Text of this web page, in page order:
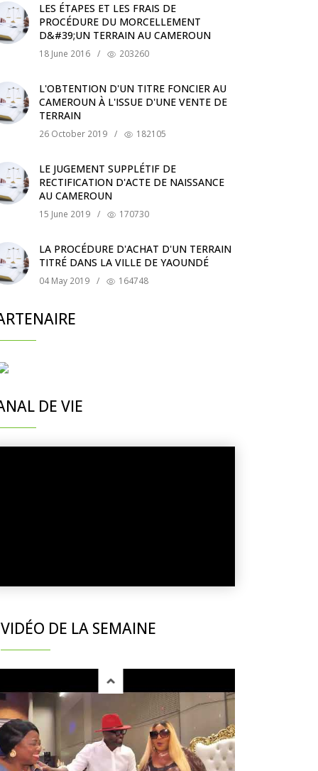
LES ÉTAPES ET LES FRAIS DE
PROCÉDURE DU MORCELLEMENT
D&#39;UN TERRAIN AU CAMEROUN
18 June 2016 / 203260
L'OBTENTION D'UN TITRE FONCIER AU
CAMEROUN À L'ISSUE D'UNE VENTE DE
TERRAIN
26 October 2019 / 182105
LE JUGEMENT SUPPLÉTIF DE
RECTIFICATION D'ACTE DE NAISSANCE
AU CAMEROUN
15 June 2019 / 170730
LA PROCÉDURE D'ACHAT D'UN TERRAIN
TITRÉ DANS LA VILLE DE YAOUNDÉ
04 May 2019 / 164748
DE VIE
VIDÉO DE LA SEMAINE